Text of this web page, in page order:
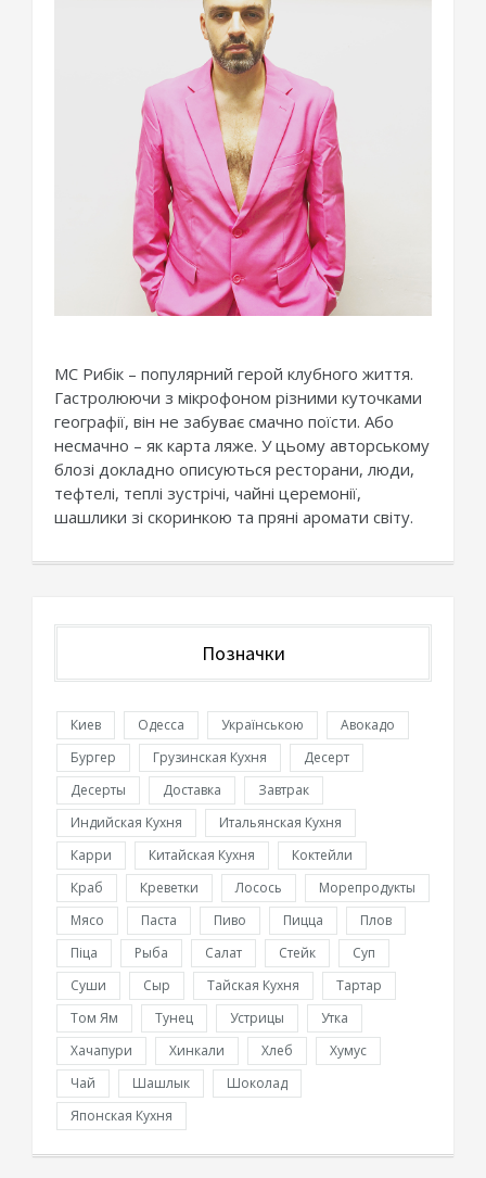
МС Рибік – популярний герой клубного життя.
Гастролюючи з мікрофоном різними куточками
географії, він не забуває смачно поїсти. Або
несмачно – як карта ляже. У цьому авторському
блозі докладно описуються ресторани, люди,
тефтелі, теплі зустрічі, чайні церемонії,
шашлики зі скоринкою та пряні аромати світу.
Позначки
Киев Одесса Українською
Авокадо
Бургер
Грузинская Кухня
Десерт
Десерты
Доставка
Завтрак
Индийская Кухня
Итальянская Кухня
Карри
Китайская Кухня
Коктейли
Краб
Креветки Лосось
Морепродукты
Мясо
Паста Пиво Пицца
Плов
Піца
Рыба Салат Стейк
Суп
Суши
Сыр Тайская Кухня
Тартар
Том Ям
Тунец Устрицы
Утка
Хачапури
Хинкали Хлеб
Хумус
Чай
Шашлык
Шоколад
Японская Кухня